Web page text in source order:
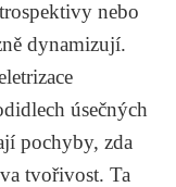
nebo
dynamizují.
úsečných
pochyby, zda
tvořivost. Ta